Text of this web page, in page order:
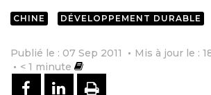
CHINE DÉVELOPPEMENT DURABLE
Publié le : 07 Sep 2011
Mis à jour le :
< 1 minute
PARTAGER SUR
PARTAGER SUR
IMPRIMER